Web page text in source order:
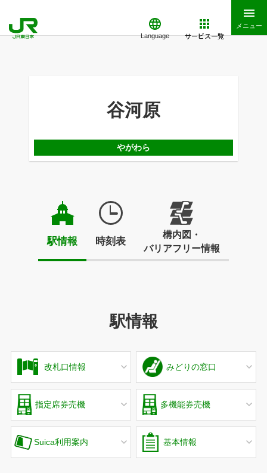
Language サービス一覧
メニュー
谷河原
やがわら
駅情報 時刻表
構内図・
バリアフリー情報
駅情報
改札口情報 みどりの窓口
指定席券売機 多機能券売機
Suica利用案内 基本情報